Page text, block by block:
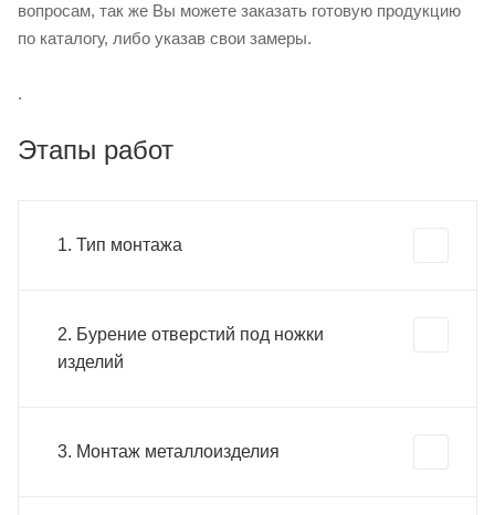
вопросам, так же Вы можете заказать готовую продукцию
по каталогу, либо указав свои замеры.
.
Этапы работ
1. Тип монтажа
2. Бурение отверстий под ножки
изделий
3. Монтаж металлоизделия